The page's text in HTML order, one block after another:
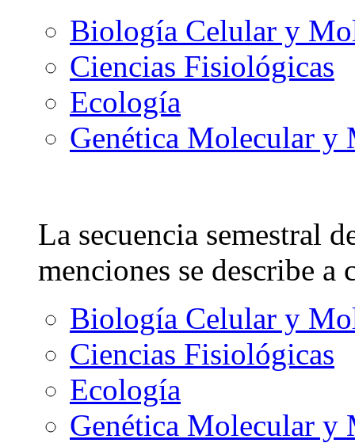
Biología Celular y
Ciencias Fisiológicas
Ecología
Genética Molecular
La secuencia semestral
menciones se describe a
Biología Celular y
Ciencias Fisiológicas
Ecología
Genética Molecular